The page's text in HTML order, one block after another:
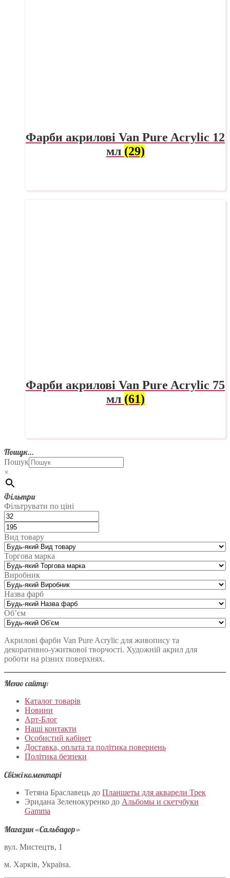
Фарби акрилові Van Pure Acrylic 12
мл (29)
Фарби акрилові Van Pure Acrylic 75
мл (61)
Пошук…
Пошук
×
Фільтри
Фільтрувати по ціні
Вид товару
Торгова марка
Виробник
Назва фарб
Об’єм
Акрилові фарби Van Pure Acrylic для живопису та
декоративно-ужиткової творчості. Художній акрил для
роботи на різних поверхнях.
Меню сайту:
Каталог товарів
Новини
Арт-Блог
Наші контакти
Особистий кабінет
Доставка, оплата та політика повернень
Політика безпеки
Свіжі коментарі
Тетяна Браславець до Планшеты для акварели Трек
Эридана Зеленокуренко до Альбомы и скетчбуки
Gamma
Магазин «Сальвадор»
вул. Мистецтв, 1
м. Харків, Україна.